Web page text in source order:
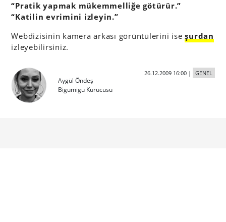
“Pratik yapmak mükemmelliğe götürür.”
“Katilin evrimini izleyin.”
Webdizisinin kamera arkası görüntülerini iseşurdan
izleyebilirsiniz.
Aygül Öndeş
Bigumigu Kurucusu
26.12.2009 16:00| GENEL